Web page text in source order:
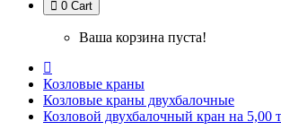
0 Cart
Ваша корзина пуста!
Козловые краны
Козловые краны двухбалочные
Козловой двухбалочный кран на 5,00 т